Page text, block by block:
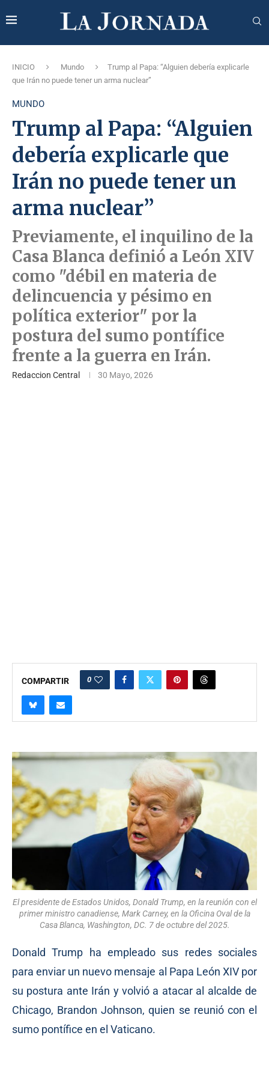
INICIO Mundo
Trump al Papa: “Alguien debería explicarle
que Irán no puede tener un arma nuclear”
MUNDO
Trump al Papa: “Alguien
debería explicarle que
Irán no puede tener un
arma nuclear”
Previamente, el inquilino de la
Casa Blanca definió a León XIV
como "débil en materia de
delincuencia y pésimo en
política exterior" por la
postura del sumo pontífice
frente a la guerra en Irán.
Redaccion Central 30 Mayo, 2026
COMPARTIR 0
El presidente de Estados Unidos, Donald Trump, en la reunión con el
primer ministro canadiense, Mark Carney, en la Oficina Oval de la
Casa Blanca, Washington, DC. 7 de octubre del 2025.
Donald Trump ha empleado sus redes sociales
para enviar un nuevo mensaje al Papa León XIV por
su postura ante Irán y volvió a atacar al alcalde de
Chicago, Brandon Johnson, quien se reunió con el
sumo pontífice en el Vaticano.